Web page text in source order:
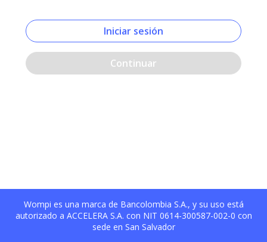
Iniciar sesión
Continuar
Wompi es una marca de Bancolombia S.A., y su uso está
autorizado a ACCELERA S.A. con NIT 0614-300587-002-0 con
sede en San Salvador